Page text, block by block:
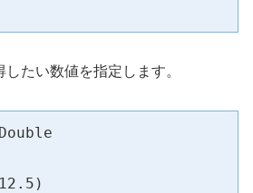
たい数値を指定します。